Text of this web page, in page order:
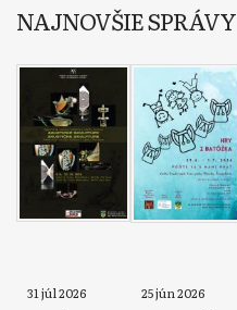
NAJNOVŠIE SPRÁVY
31 júl 2026 25 jún 2026